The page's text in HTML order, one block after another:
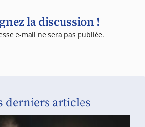
la discussion !
e-mail ne sera pas publiée.
derniers articles